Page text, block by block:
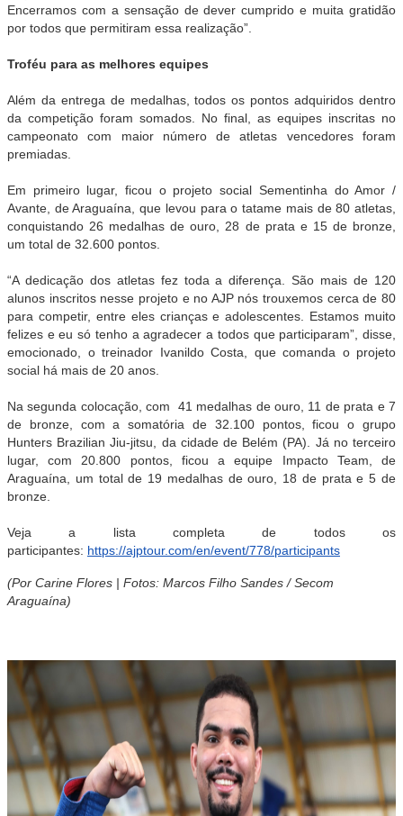
Encerramos com a sensação de dever cumprido e muita gratidão
por todos que permitiram essa realização”.
Troféu para as melhores equipes
Além da entrega de medalhas, todos os pontos adquiridos dentro
da competição foram somados. No final, as equipes inscritas no
campeonato com maior número de atletas vencedores foram
premiadas.
Em primeiro lugar, ficou o projeto social Sementinha do Amor /
Avante, de Araguaína, que levou para o tatame mais de 80 atletas,
conquistando 26 medalhas de ouro, 28 de prata e 15 de bronze,
um total de 32.600 pontos.
“A dedicação dos atletas fez toda a diferença. São mais de 120
alunos inscritos nesse projeto e no AJP nós trouxemos cerca de 80
para competir, entre eles crianças e adolescentes. Estamos muito
felizes e eu só tenho a agradecer a todos que participaram”, disse,
emocionado, o treinador Ivanildo Costa, que comanda o projeto
social há mais de 20 anos.
Na segunda colocação, com 41 medalhas de ouro, 11 de prata e 7
de bronze, com a somatória de 32.100 pontos, ficou o grupo
Hunters Brazilian Jiu-jitsu, da cidade de Belém (PA). Já no terceiro
lugar, com 20.800 pontos, ficou a equipe Impacto Team, de
Araguaína, um total de 19 medalhas de ouro, 18 de prata e 5 de
bronze.
Veja a lista completa de todos os
participantes: https://ajptour.com/en/event/778/participants
(Por Carine Flores | Fotos: Marcos Filho Sandes / Secom
Araguaína)